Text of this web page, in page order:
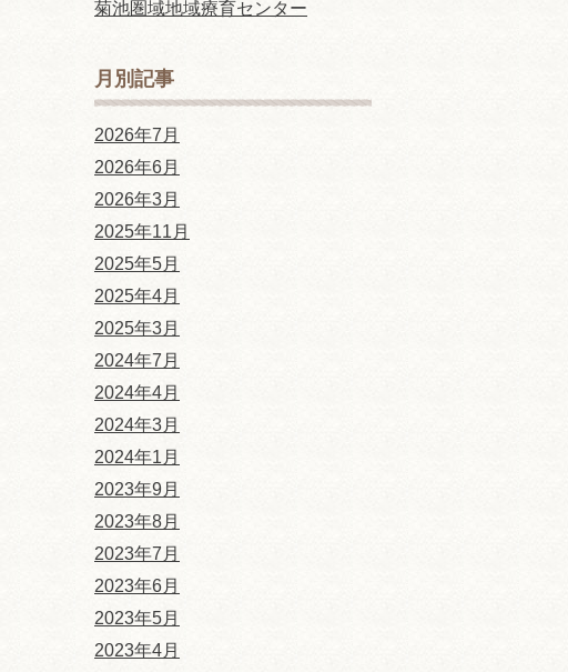
菊池圏域地域療育センター
月別記事
2026年7月
2026年6月
2026年3月
2025年11月
2025年5月
2025年4月
2025年3月
2024年7月
2024年4月
2024年3月
2024年1月
2023年9月
2023年8月
2023年7月
2023年6月
2023年5月
2023年4月